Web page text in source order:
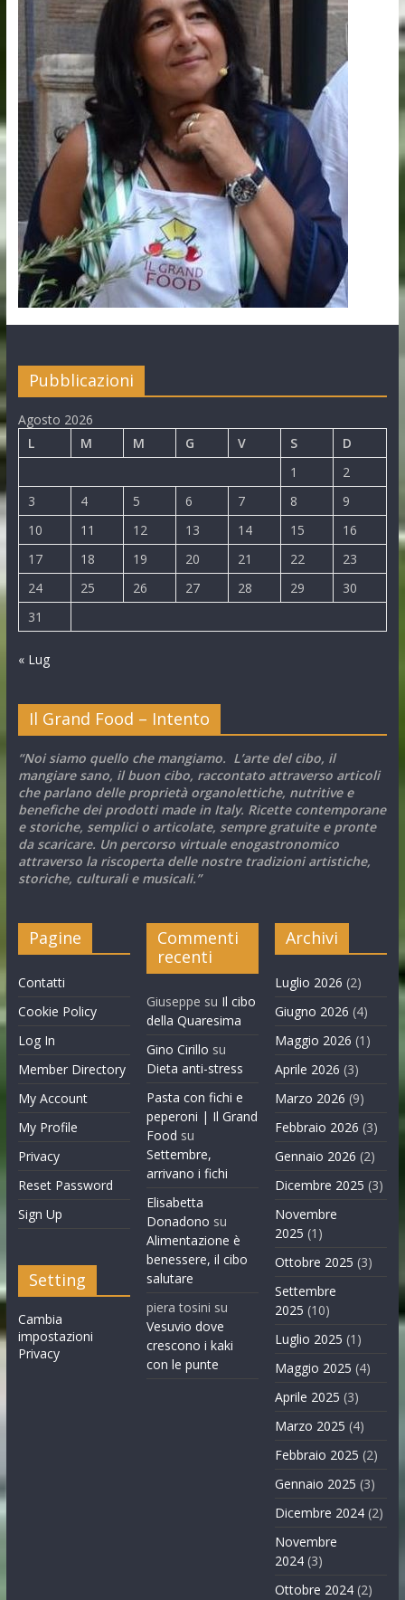
Pubblicazioni
Agosto 2026
L
M M G V S
D
1
2
3
4 5 6 7 8
9
10
11 12 13 14 15
16
17
18 19 20 21 22
23
24
25 26 27 28 29
30
31
« Lug
Il Grand Food – Intento
“Noi siamo quello che mangiamo. L’arte del cibo, il
mangiare sano, il buon cibo, raccontato attraverso articoli
che parlano delle proprietà organolettiche, nutritive e
benefiche dei prodotti made in Italy. Ricette contemporane
e storiche, semplici o articolate, sempre gratuite e pronte
da scaricare. Un percorso virtuale enogastronomico
attraverso la riscoperta delle nostre tradizioni artistiche,
storiche, culturali e musicali.”
Pagine
Contatti
Cookie Policy
Log In
Member Directory
My Account
My Profile
Privacy
Reset Password
Sign Up
Setting
Cambia
impostazioni
Privacy
Commenti
recenti
Giuseppe su Il cibo
della Quaresima
Gino Cirillo su
Dieta anti-stress
Pasta con fichi e
peperoni | Il Grand
Food su
Settembre,
arrivano i fichi
Elisabetta
Donadono su
Alimentazione è
benessere, il cibo
salutare
piera tosini su
Vesuvio dove
crescono i kaki
con le punte
Archivi
Luglio 2026 (2)
Giugno 2026 (4)
Maggio 2026 (1)
Aprile 2026 (3)
Marzo 2026 (9)
Febbraio 2026 (3)
Gennaio 2026 (2)
Dicembre 2025 (3)
Novembre
2025 (1)
Ottobre 2025 (3)
Settembre
2025 (10)
Luglio 2025 (1)
Maggio 2025 (4)
Aprile 2025 (3)
Marzo 2025 (4)
Febbraio 2025 (2)
Gennaio 2025 (3)
Dicembre 2024 (2)
Novembre
2024 (3)
Ottobre 2024 (2)